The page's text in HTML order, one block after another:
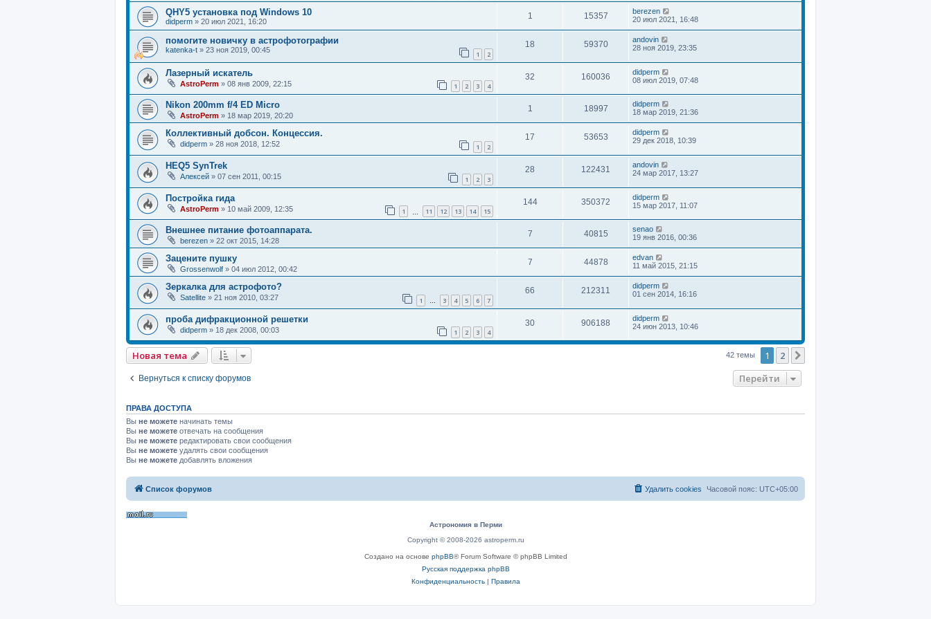
QHY5 установка под Windows 10
didperm » 20 июл 2021, 16:20
1 15357
berezen
20 июл 2021, 16:48
помогите новичку в астрофотографии
katenka-t » 23 ноя 2019, 00:45 1 2
18 59370
andovin
28 ноя 2019, 23:35
Лазерный искатель
AstroPerm » 08 янв 2009, 22:15 1 2 3 4
32 160036
didperm
08 июл 2019, 07:48
Nikon 200mm f/4 ED Micro
AstroPerm » 18 мар 2019, 20:20
1 18997
didperm
18 мар 2019, 21:36
Коллективный добсон. Концессия.
didperm » 28 ноя 2018, 12:52 1 2
17 53653
didperm
29 дек 2018, 10:39
HEQ5 SynTrek
Алексей » 07 сен 2011, 00:15 1 2 3
28 122431
andovin
24 мар 2017, 13:27
Постройка гида
AstroPerm » 10 май 2009, 12:35 1 11 12 13 14 15
144 350372
didperm
15 мар 2017, 11:07
Внешнее питание фотоаппарата.
berezen » 22 окт 2015, 14:28
7 40815
senao
19 янв 2016, 00:36
Зацените пушку
Grossenwolf » 04 июл 2012, 00:42
7 44878
edvan
11 май 2015, 21:15
Зеркалка для астрофото?
Satellite » 21 ноя 2010, 03:27 1 … 3 4 5 6 7
66 212311
didperm
01 сен 2014, 16:16
проба дифракционной решетки
didperm » 18 дек 2008, 00:03 1 2 3 4
30 906188
didperm
24 июн 2013, 10:46
Новая тема 42 темы 1 2
Вернуться к списку форумов Перейти
ПРАВА ДОСТУПА
Вы не можете начинать темы
Вы не можете отвечать на сообщения
Вы не можете редактировать свои сообщения
Вы не можете удалять свои сообщения
Вы не можете добавлять вложения
Список форумов Часовой пояс: UTC+05:00
Удалить cookies
Астрономия в Перми
Copyright © 2008-2026 astroperm.ru
Создано на основе phpBB® Forum Software © phpBB Limited
Русская поддержка phpBB
Конфиденциальность| Правила